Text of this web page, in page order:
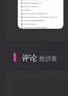
评论 抢沙发